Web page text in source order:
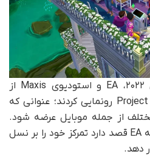
، در سال ۲۰۲۲، EA و استودیوی Maxis از
پروژه‌ای جدید به نام Project Rene رونمایی کردند؛ عنوانی که
از جمله موبایل عرضه شود.
این موضوع نشان می‌دهد که EA قصد دارد تمرکز خود را بر نسل